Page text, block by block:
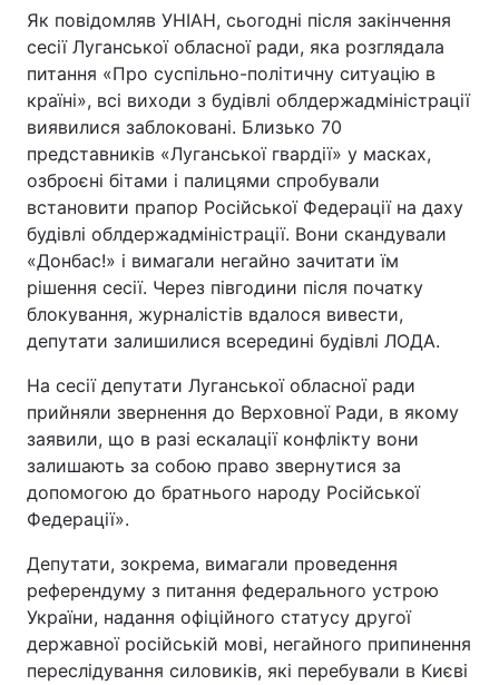
Як повідомляв УНІАН, сьогодні після закінчення
сесії Луганської обласної ради, яка розглядала
питання «Про суспільно-політичну ситуацію в
країні», всі виходи з будівлі облдержадміністрації
виявилися заблоковані. Близько 70
представників «Луганської гвардії» у масках,
озброєні бітами і палицями спробували
встановити прапор Російської Федерації на даху
будівлі облдержадміністрації. Вони скандували
«Донбас!» і вимагали негайно зачитати їм
рішення сесії. Через півгодини після початку
блокування, журналістів вдалося вивести,
депутати залишилися всередині будівлі ЛОДА.
На сесії депутати Луганської обласної ради
прийняли звернення до Верховної Ради, в якому
заявили, що в разі ескалації конфлікту вони
залишають за собою право звернутися за
допомогою до братнього народу Російської
Федерації».
Депутати, зокрема, вимагали проведення
референдуму з питання федерального устрою
України, надання офіційного статусу другої
державної російській мові, негайного припинення
переслідування силовиків, які перебували в Києві